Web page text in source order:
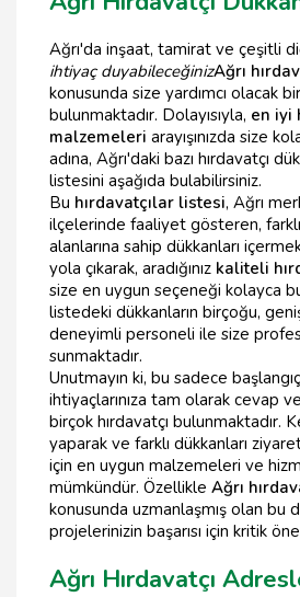
Ağrı'da inşaat, tamirat ve çeşitli
ihtiyaç duyabileceğinizAğrı
konusunda size yardımcı olacak
bulunmaktadır. Dolayısıyla, en iyi
malzemeleri arayışınızda size
adına, Ağrı'daki bazı hırdavatçı
listesini aşağıda bulabilirsiniz.
Bu hırdavatçılar listesi, Ağrı
ilçelerinde faaliyet gösteren,
alanlarına sahip dükkanları
yola çıkarak, aradığınız kaliteli
size en uygun seçeneği kolayca
listedeki dükkanların birçoğu,
deneyimli personeli ile size
sunmaktadır.
Unutmayın ki, bu sadece
ihtiyaçlarınıza tam olarak cevap
birçok hırdavatçı bulunmaktadır.
yaparak ve farklı dükkanları
için en uygun malzemeleri ve
mümkündür. Özellikle Ağrı
konusunda uzmanlaşmış olan bu
projelerinizin başarısı için kritik
Ağrı Hırdavatçı